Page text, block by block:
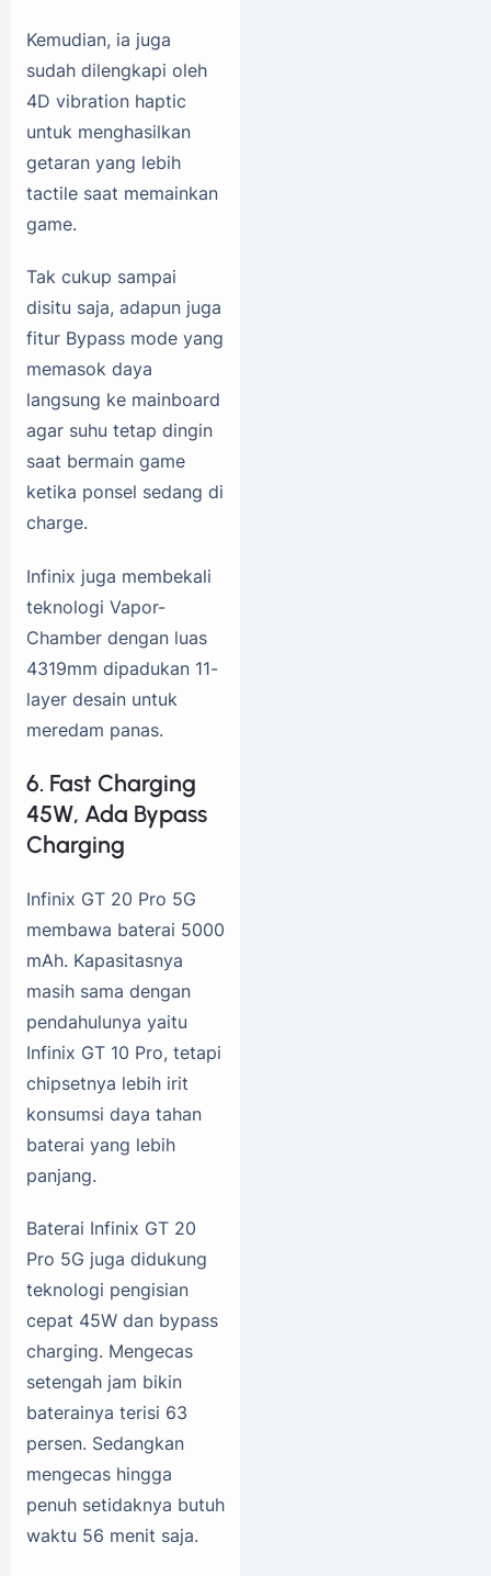
Kemudian, ia juga
sudah dilengkapi oleh
4D vibration haptic
untuk menghasilkan
getaran yang lebih
tactile saat memainkan
game.
Tak cukup sampai
disitu saja, adapun juga
fitur Bypass mode yang
memasok daya
langsung ke mainboard
agar suhu tetap dingin
saat bermain game
ketika ponsel sedang di
charge.
Infinix juga membekali
teknologi Vapor-
Chamber dengan luas
4319mm dipadukan 11-
layer desain untuk
meredam panas.
6. Fast Charging
45W, Ada Bypass
Charging
Infinix GT 20 Pro 5G
membawa baterai 5000
mAh. Kapasitasnya
masih sama dengan
pendahulunya yaitu
Infinix GT 10 Pro, tetapi
chipsetnya lebih irit
konsumsi daya tahan
baterai yang lebih
panjang.
Baterai Infinix GT 20
Pro 5G juga didukung
teknologi pengisian
cepat 45W dan bypass
charging. Mengecas
setengah jam bikin
baterainya terisi 63
persen. Sedangkan
mengecas hingga
penuh setidaknya butuh
waktu 56 menit saja.